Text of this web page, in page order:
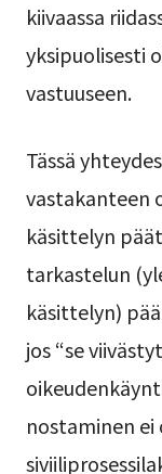
kiivaassa
yksipuolisesti
vastuuseen.
Tässä
vastakanteen
käsittelyn
tarkastelun
käsittelyn)
jos “se
nostaminen